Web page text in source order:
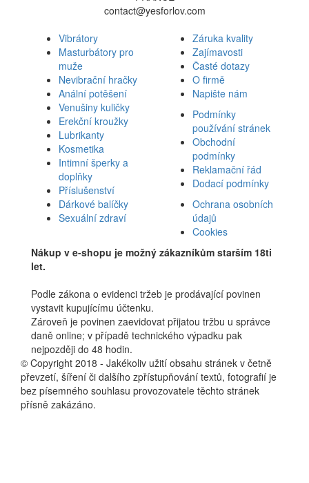
contact@yesforlov.com
Vibrátory
Masturbátory pro
muže
Nevibrační hračky
Anální potěšení
Venušiny kuličky
Erekční kroužky
Lubrikanty
Kosmetika
Intimní šperky a
doplňky
Příslušenství
Dárkové balíčky
Sexuální zdraví
Záruka kvality
Zajímavosti
Časté dotazy
O firmě
Napište nám
Podmínky
používání stránek
Obchodní
podmínky
Reklamační řád
Dodací podmínky
Ochrana osobních
údajů
Cookies
Nákup v e-shopu je možný zákazníkům starším 18ti
let.
Podle zákona o evidenci tržeb je prodávající povinen
vystavit kupujícímu účtenku.
Zároveň je povinen zaevidovat přijatou tržbu u správce
daně online; v případě technického výpadku pak
nejpozději do 48 hodin.
© Copyright 2018 - Jakékoliv užití obsahu stránek v četně
převzetí, šíření či dalšího zpřístupňování textů, fotografií je
bez písemného souhlasu provozovatele těchto stránek
přísně zakázáno.